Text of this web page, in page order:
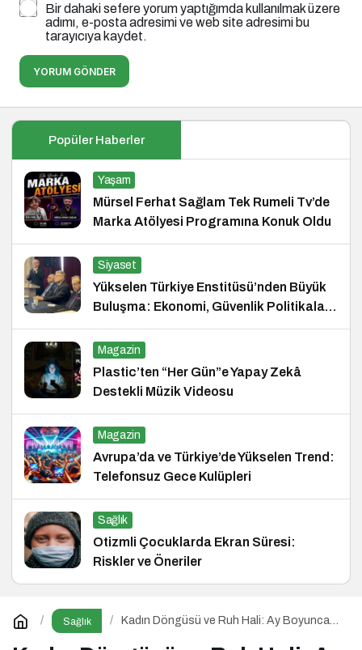
Bir dahaki sefere yorum yaptığımda kullanılmak üzere
adımı, e-posta adresimi ve web site adresimi bu
tarayıcıya kaydet.
YORUM GÖNDER
Popüler Haberler
Yaşam
Mürsel Ferhat Sağlam Tek Rumeli Tv’de
Marka Atölyesi Programına Konuk Oldu
Siyaset
Yükselen Türkiye Enstitüsü’nden Büyük
Buluşma: Ekonomi, Güvenlik Politikaları
ve Hukuk Konferansı
Magazin
Plastic’ten “Her Gün”e Yapay Zekâ
Destekli Müzik Videosu
Magazin
Avrupa’da ve Türkiye’de Yükselen Trend:
Telefonsuz Gece Kulüpleri
Sağlık
Otizmli Çocuklarda Ekran Süresi:
Riskler ve Öneriler
Sağlık
Kadın Döngüsü ve Ruh Hali: Ay Boyunca